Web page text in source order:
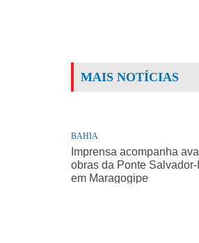
MAIS NOTÍCIAS
BAHIA
Imprensa acompanha
obras da Ponte
em Maragogipe